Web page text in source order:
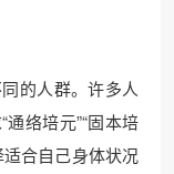
的人群。许多人
络培元”“固本培
合自己身体状况